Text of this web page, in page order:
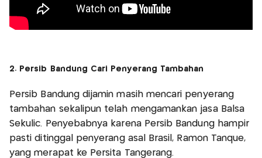
2. Persib Bandung Cari Penyerang Tambahan
Persib Bandung dijamin masih mencari penyerang
tambahan sekalipun telah mengamankan jasa Balsa
Sekulic. Penyebabnya karena Persib Bandung hampir
pasti ditinggal penyerang asal Brasil, Ramon Tanque,
yang merapat ke Persita Tangerang.